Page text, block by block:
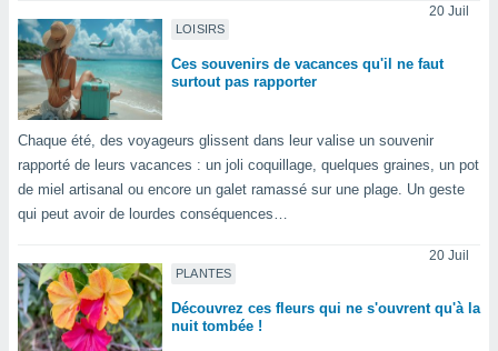
des
pour
votre
ce site
LOISIRS
20 Juil
Ces souvenirs de vacances qu'il ne faut
surtout pas rapporter
Chaque été, des voyageurs glissent dans leur valise un souvenir
rapporté de leurs vacances : un joli coquillage, quelques graines, un pot
de miel artisanal ou encore un galet ramassé sur une plage. Un geste
qui peut avoir de lourdes conséquences…
PLANTES
20 Juil
Découvrez ces fleurs qui ne s'ouvrent qu'à la
nuit tombée !